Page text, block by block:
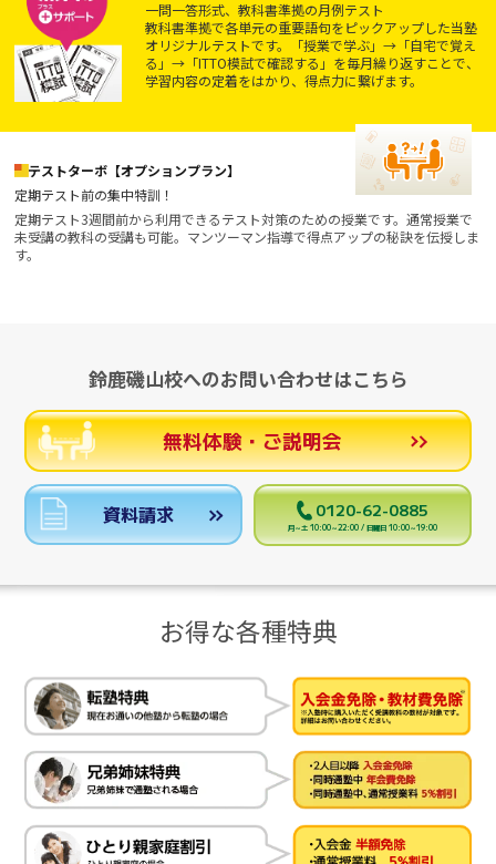
一問一答形式、教科書準拠の月例テスト
教科書準拠で各単元の重要語句をピックアップした当塾
オリジナルテストです。「授業で学ぶ」→「自宅で覚え
る」→「ITTO模試で確認する」を毎月繰り返すことで、
学習内容の定着をはかり、得点力に繋げます。
テストターボ【オプションプラン】
定期テスト前の集中特訓！
定期テスト3週間前から利用できるテスト対策のための授業です。通常授業で
未受講の教科の受講も可能。マンツーマン指導で得点アップの秘訣を伝授しま
す。
鈴鹿磯山校へのお問い合わせはこちら
無料体験・ご説明会
資料請求 0120-62-0885
月～土 10:00～22:00 / 日曜日 10:00～19:00
お得な各種特典